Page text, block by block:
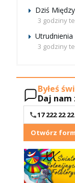
Dziś
3 godziny
Utrudnienia
3 godziny
Byłeś
Daj nam
17 222 22 22
Otwórz